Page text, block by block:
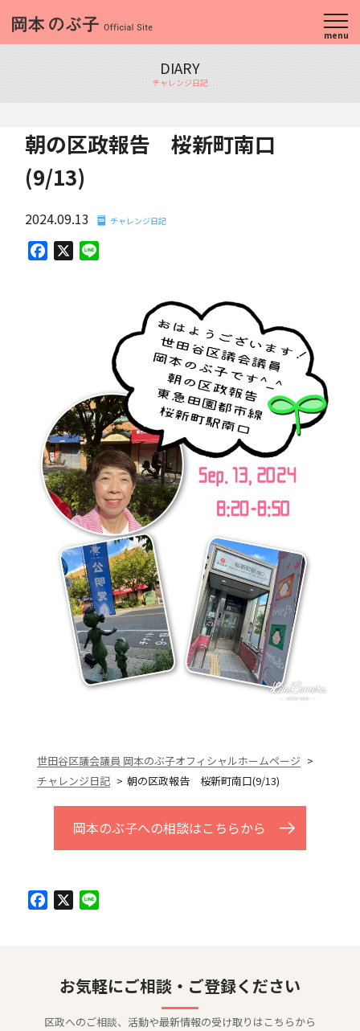
menu
DIARY
チャレンジ日記
朝の区政報告 桜新町南口
(9/13)
2024.09.13 チャレンジ日記
Facebook
世田谷区議会議員 岡本のぶ子オフィシャルホームページ
チャレンジ日記
朝の区政報告 桜新町南口(9/13)
岡本のぶ子への相談はこちらから
Facebook
お気軽にご相談・ご登録ください
区政へのご相談、活動や最新情報の受け取りはこちらから